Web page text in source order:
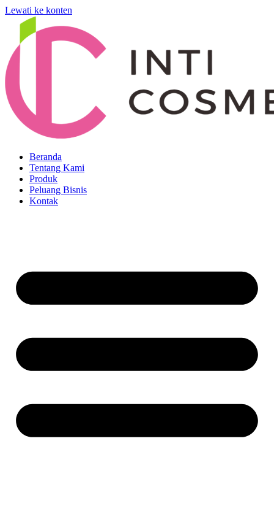
Lewati ke konten
Beranda
Tentang Kami
Produk
Peluang Bisnis
Kontak